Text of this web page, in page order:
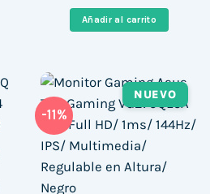
era:
899,00 €.
Añadir al carrito
-11%
NUEVO